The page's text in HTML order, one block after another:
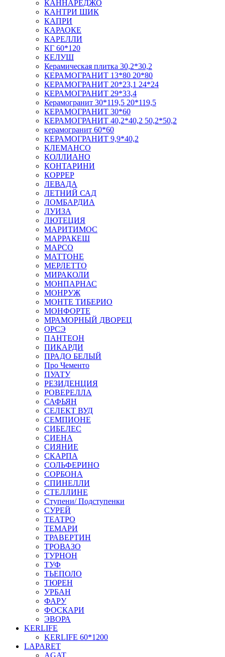
КАННАРЕДЖО
КАНТРИ ШИК
КАПРИ
КАРАОКЕ
КАРЕЛЛИ
КГ 60*120
КЕЛУШ
Керамическая плитка 30,2*30,2
КЕРАМОГРАНИТ 13*80 20*80
КЕРАМОГРАНИТ 20*23,1 24*24
КЕРАМОГРАНИТ 29*33,4
Керамогранит 30*119,5 20*119,5
КЕРАМОГРАНИТ 30*60
КЕРАМОГРАНИТ 40,2*40,2 50,2*50,2
керамогранит 60*60
КЕРАМОГРАНИТ 9,9*40,2
КЛЕМАНСО
КОЛЛИАНО
КОНТАРИНИ
КОРРЕР
ЛЕВАДА
ЛЕТНИЙ САД
ЛОМБАРДИА
ЛУИЗА
ЛЮТЕЦИЯ
МАРИТИМОС
МАРРАКЕШ
МАРСО
МАТТОНЕ
МЕРЛЕТТО
МИРАКОЛИ
МОНПАРНАС
МОНРУЖ
МОНТЕ ТИБЕРИО
МОНФОРТЕ
МРАМОРНЫЙ ДВОРЕЦ
ОРСЭ
ПАНТЕОН
ПИКАРДИ
ПРАДО БЕЛЫЙ
Про Чементо
ПУАТУ
РЕЗИДЕНЦИЯ
РОВЕРЕЛЛА
САФЬЯН
СЕЛЕКТ ВУД
СЕМПИОНЕ
СИБЕЛЕС
СИЕНА
СИЯНИЕ
СКАРПА
СОЛЬФЕРИНО
СОРБОНА
СПИНЕЛЛИ
СТЕЛЛИНЕ
Ступени/ Подступенки
СУРЕЙ
ТЕАТРО
ТЕМАРИ
ТРАВЕРТИН
ТРОВАЗО
ТУРНОН
ТУФ
ТЬЕПОЛО
ТЮРЕН
УРБАН
ФАРУ
ФОСКАРИ
ЭВОРА
KERLIFE
KERLIFE 60*1200
LAPARET